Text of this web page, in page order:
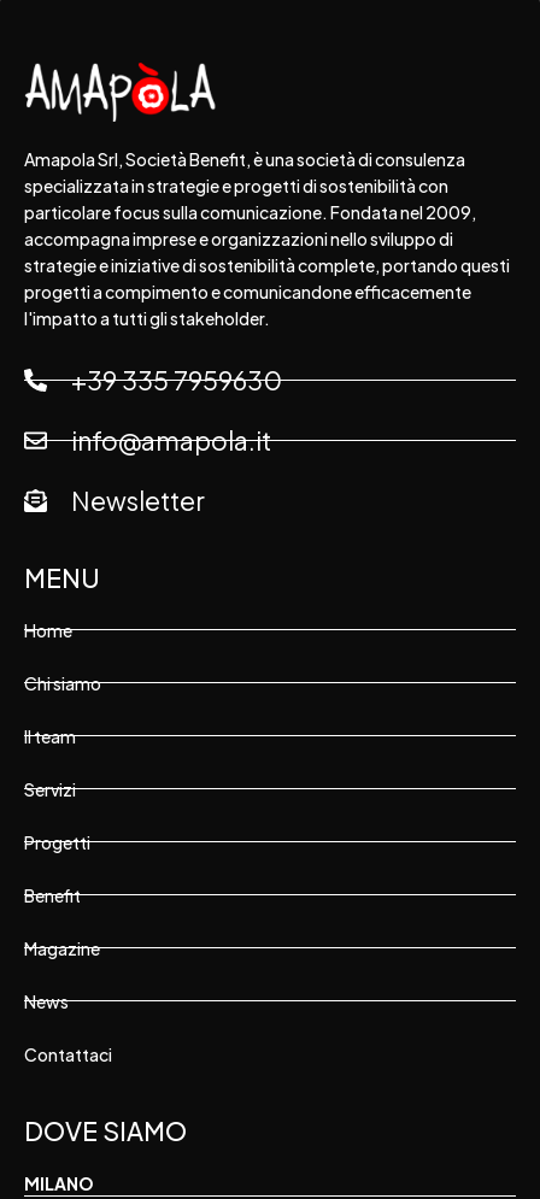
Amapola Srl, Società Benefit, è una società di consulenza
specializzata in strategie e progetti di sostenibilità con
particolare focus sulla comunicazione. Fondata nel 2009,
accompagna imprese e organizzazioni nello sviluppo di
strategie e iniziative di sostenibilità complete, portando questi
progetti a compimento e comunicandone efficacemente
l'impatto a tutti gli stakeholder.
+39 335 7959630
info@amapola.it
Newsletter
MENU
Home
Chi siamo
Il team
Servizi
Progetti
Benefit
Magazine
News
Contattaci
DOVE SIAMO
MILANO